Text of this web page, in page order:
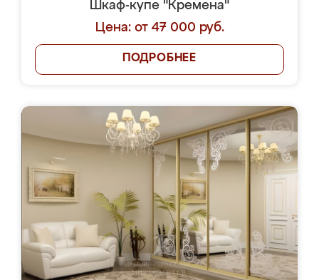
Шкаф-купе "Кремена"
Цена: от 47 000 руб.
ПОДРОБНЕЕ